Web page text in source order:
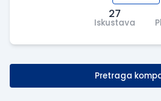
27
Iskustava
Pretraga